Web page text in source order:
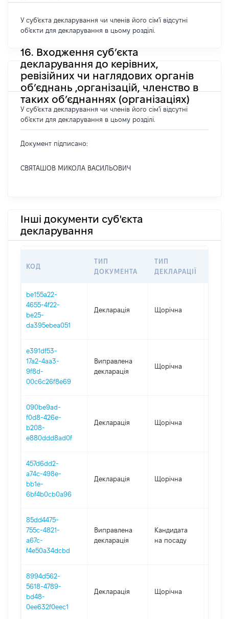
У суб'єкта декларування чи членів його сім'ї відсутні
об'єкти для декларування в цьому розділі.
16. Входження суб’єкта
декларування до керівних,
ревізійних чи наглядових органів
об’єднань ,організацій, членство в
таких об’єднаннях (організаціях)
У суб'єкта декларування чи членів його сім'ї відсутні
об'єкти для декларування в цьому розділі.
Документ підписано:
СВЯТАШОВ МИКОЛА ВАСИЛЬОВИЧ
Інші документи суб'єкта
декларування
КОД
ТИП
ДОКУМЕНТА
ТИП
ДЕКЛАРАЦІЇ
be155a22-
4655-4f22-
be25-
da395ebea051
Декларація Щорічна
e391df53-
17a2-4aa3-
9f8d-
00c6c26f8e69
Виправлена
декларація
Щорічна
090be9ad-
f0d8-426e-
b208-
e880ddd8ad0f
Декларація Щорічна
457d6dd2-
a74c-498e-
bb1e-
6bf4b0cb0a96
Декларація Щорічна
85dd4475-
755c-4821-
a67c-
f4e50a34dcbd
Виправлена
декларація
Кандидата
на посаду
8994d562-
5618-4789-
bd48-
0ee632f0eec1
Декларація Щорічна